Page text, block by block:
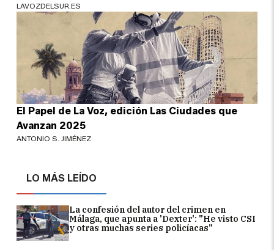
LO MÁS LEÍDO
La confesión del autor del crimen en
Málaga, que apunta a 'Dexter': "He visto CSI
y otras muchas series policíacas"
LAVOZDELSUR.ES
El Papel de La Voz, edición Las Ciudades que
Avanzan 2025
ANTONIO S. JIMÉNEZ